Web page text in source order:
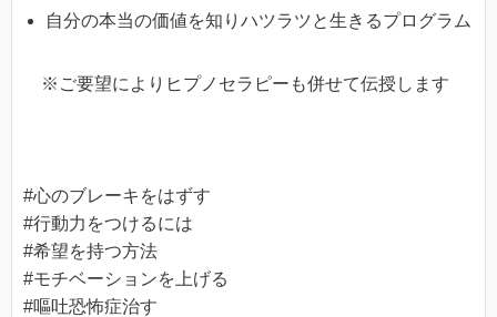
自分の本当の価値を知りハツラツと生きるプログラム
※ご要望によりヒプノセラピーも併せて伝授します
#心のブレーキをはずす
#行動力をつけるには
#希望を持つ方法
#モチベーションを上げる
#嘔吐恐怖症治す